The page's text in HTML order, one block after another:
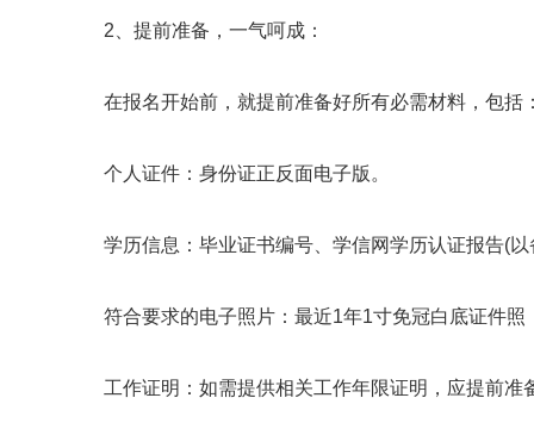
2、提前准备，一气呵成：
在报名开始前，就提前准备好所有必需材料，包括
个人证件：身份证正反面电子版。
学历信息：毕业证书编号、学信网学历认证报告(以
符合要求的电子照片：最近1年1寸免冠白底证件照
工作证明：如需提供相关工作年限证明，应提前准